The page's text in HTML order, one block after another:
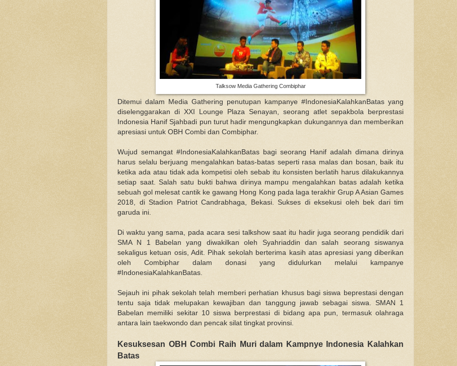
Talksow Media Gathering Combiphar
Ditemui dalam Media Gathering penutupan kampanye #IndonesiaKalahkanBatas yang
diselenggarakan di XXI Lounge Plaza Senayan, seorang atlet sepakbola berprestasi
Indonesia Hanif Sjahbadi pun turut hadir mengungkapkan dukungannya dan memberikan
apresiasi untuk OBH Combi dan Combiphar.
Wujud semangat #IndonesiaKalahkanBatas bagi seorang Hanif adalah dimana dirinya
harus selalu berjuang mengalahkan batas-batas seperti rasa malas dan bosan, baik itu
ketika ada atau tidak ada kompetisi oleh sebab itu konsisten berlatih harus dilakukannya
setiap saat. Salah satu bukti bahwa dirinya mampu mengalahkan batas adalah ketika
sebuah gol melesat cantik ke gawang Hong Kong pada laga terakhir Grup A Asian Games
2018, di Stadion Patriot Candrabhaga, Bekasi. Sukses di eksekusi oleh bek dari tim
garuda ini.
Di waktu yang sama, pada acara sesi talkshow saat itu hadir juga seorang pendidik dari
SMA N 1 Babelan yang diwakilkan oleh Syahriaddin dan salah seorang siswanya
sekaligus ketuan osis, Adit. Pihak sekolah berterima kasih atas apresiasi yang diberikan
oleh Combiphar dalam donasi yang didulurkan melalui kampanye
#IndonesiaKalahkanBatas.
Sejauh ini pihak sekolah telah memberi perhatian khusus bagi siswa beprestasi dengan
tentu saja tidak melupakan kewajiban dan tanggung jawab sebagai siswa. SMAN 1
Babelan memiliki sekitar 10 siswa berprestasi di bidang apa pun, termasuk olahraga
antara lain taekwondo dan pencak silat tingkat provinsi.
Kesuksesan OBH Combi Raih Muri dalam Kampnye Indonesia Kalahkan
Batas